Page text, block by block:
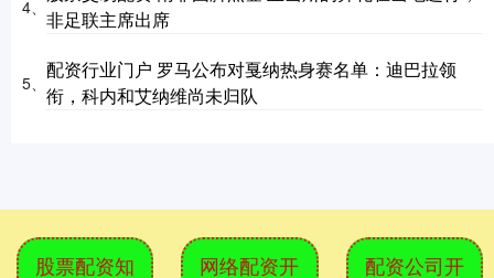
4、 非足联主席出席
5、
配资行业门户 罗马公布对戛纳热身赛名单：迪巴拉领
衔，科内和艾纳维尚未归队
股票配资知 网络配资开 配资公司开